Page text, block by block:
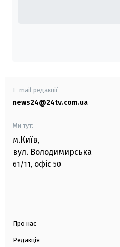
E-mail редакції
news24@24tv.com.ua
Ми тут:
м.Київ,
вул. Володимирська
61/11, офіс 50
Про нас
Редакція